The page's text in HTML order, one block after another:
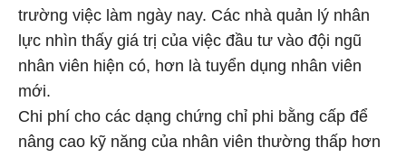
trường việc làm ngày nay. Các nhà quản lý nhân
lực nhìn thấy giá trị của việc đầu tư vào đội ngũ
nhân viên hiện có, hơn là tuyển dụng nhân viên
mới.
Chi phí cho các dạng chứng chỉ phi bằng cấp để
nâng cao kỹ năng của nhân viên thường thấp hơn